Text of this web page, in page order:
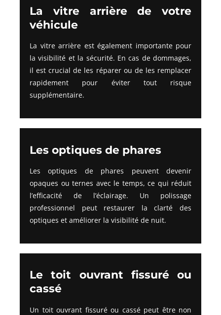
La vitre arrière de votre
véhicule
La vitre arrière est également importante pour
la visibilité et la sécurité. En cas de dommages,
il est crucial de les réparer ou de les remplacer
rapidement pour éviter tout risque
supplémentaire.
Les optiques de phares
Les optiques de phares peuvent devenir
opaques ou ternes avec le temps, ce qui réduit
l’efficacité de l’éclairage. Un polissage
professionnel peut restaurer la clarté des
optiques et améliorer la visibilité de nuit.
Le toit ouvrant fissuré ou
cassé
Un toit ouvrant fissuré ou cassé peut être non